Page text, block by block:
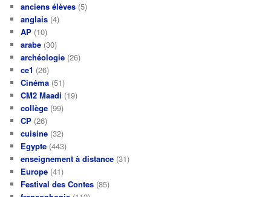
anciens élèves (5)
anglais (4)
AP (10)
arabe (30)
archéologie (26)
ce1 (26)
Cinéma (51)
CM2 Maadi (19)
collège (99)
CP (26)
cuisine (32)
Egypte (443)
enseignement à distance (31)
Europe (41)
Festival des Contes (85)